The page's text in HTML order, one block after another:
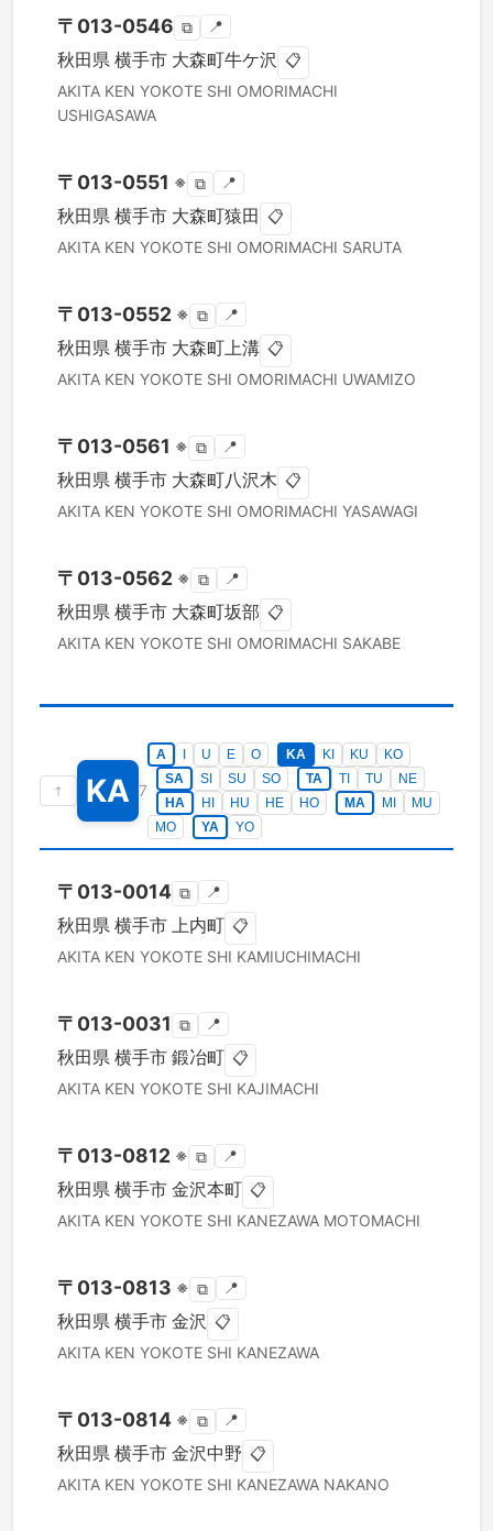
〒 013-0546 ⧉ 📍
秋田県 横手市 大森町牛ケ沢 📋
AKITA KEN YOKOTE SHI OMORIMACHI
USHIGASAWA
〒 013-0551 ※ ⧉ 📍
秋田県 横手市 大森町猿田 📋
AKITA KEN YOKOTE SHI OMORIMACHI SARUTA
〒 013-0552 ※ ⧉ 📍
秋田県 横手市 大森町上溝 📋
AKITA KEN YOKOTE SHI OMORIMACHI UWAMIZO
〒 013-0561 ※ ⧉ 📍
秋田県 横手市 大森町八沢木 📋
AKITA KEN YOKOTE SHI OMORIMACHI YASAWAGI
〒 013-0562 ※ ⧉ 📍
秋田県 横手市 大森町坂部 📋
AKITA KEN YOKOTE SHI OMORIMACHI SAKABE
↑ KA 7
A U E O KA KI KU
KO
SA
SI SU SO TA TI TU
NE
HA
HI HU HE HO MA MI
MU
MO
YA YO
〒 013-0014 ⧉ 📍
秋田県 横手市 上内町 📋
AKITA KEN YOKOTE SHI KAMIUCHIMACHI
〒 013-0031 ⧉ 📍
秋田県 横手市 鍛冶町 📋
AKITA KEN YOKOTE SHI KAJIMACHI
〒 013-0812 ※ ⧉ 📍
秋田県 横手市 金沢本町 📋
AKITA KEN YOKOTE SHI KANEZAWA MOTOMACHI
〒 013-0813 ※ ⧉ 📍
秋田県 横手市 金沢 📋
AKITA KEN YOKOTE SHI KANEZAWA
〒 013-0814 ※ ⧉ 📍
秋田県 横手市 金沢中野 📋
AKITA KEN YOKOTE SHI KANEZAWA NAKANO